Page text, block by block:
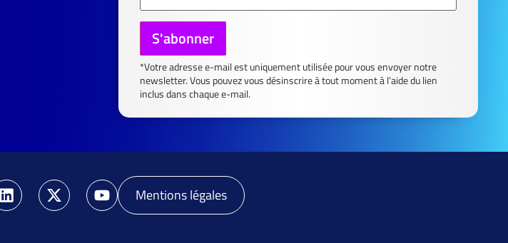
*Votre adresse e-mail est uniquement utilisée pour vous envoyer notre
newsletter. Vous pouvez vous désinscrire à tout moment à l’aide du lien
inclus dans chaque e-mail.
Mentions légales